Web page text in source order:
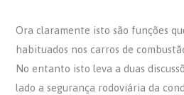
Ora claramente isto são funções
habituados nos carros de
No entanto isto leva a duas
lado a segurança rodoviária da